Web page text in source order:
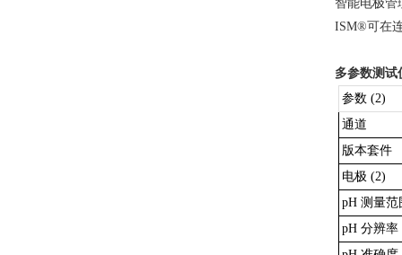
智能电极管
ISM®可在
多参数测试
参数 (2)
通道
版本套件
电极 (2)
pH 测量范
pH 分辨率